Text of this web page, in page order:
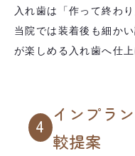
入れ歯は「作って終わ
当院では装着後も細か
が楽しめる入れ歯へ仕上
4
インプラ
較提案